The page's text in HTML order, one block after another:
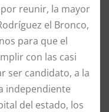
reunir, la mayor
el Bronco,
para que el
con las casi
ser candidato, a la
independiente
del estado, los